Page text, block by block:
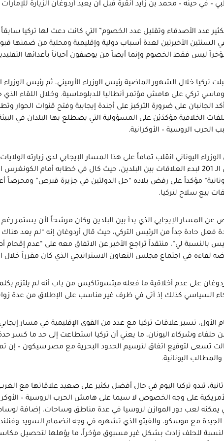
– في حينه – محمد بن زايد أنقرة قبل أن يعيد أردوغان الزيارة
عدد الأصدقاء وتقليل عدد الخصوم” التي كانت دعت لها تركيا
الأخيرتين لعدة أسباب دولية وإقليمية ومحلية من ضمنها
ليس فقط الخصوم وإنما أيضاً من يوصفون أحياناً بأعدائها
تركيا خلال الشهور الماضية رئيس الوزراء الأرميني، ثم رئيس الوزراء
تركي على هامش مؤتمر أنطاليا للدبلوماسية. وخلال اللقاء
الجانبان على ضرورة التركيز على أجندة إيجابية وفتح قنوات الحوار
الخلافية مؤكدَيْن على المسؤولية التي يضطلع بها البلدان في
الحرب الروسية – الأوكرانية.
اليوناني انقلب تماماً على هذا المسار الإيجابي لدى زيارته
في الذكرى الـ 201 لبدء العلاقات بين البلدين، حيث كال في خطابه أمام
مؤكداً على رفض بلاده “حل الدولتين في جزيرة قبرص”
بيع سلاح لتركيا.
عن المسار الإيجابي الذي بدأ بين البلدين وكان مرشحاً لأن يستمر رغم
فعل حادة جداً من الرئيس التركي، حيث قال أردوغان إنه “لم يعد
بالنسبة لي”، منتقداً تراجع الأخير عن الاتفاق معه على “عدم إقحام
لقاءه في اجتماع مجلس التعاون الاستراتيجي الذي كان مقرراً خلال
على عدم أخلاقية ما فعله ميتسوتاكيس من باب أنه لم يلتزم
السياسي كذلك إذ أتى في ظرف غير مناسب على الإطلاق من عدة
الأول، تسير علاقات تركيا مع عدد من القوى الإقليمية في مسار
حلفاء وشركاء اليونان، ما يعني أن تركيا استطاعت إلى حد ما كسر
تسعى لتوقيع اتفاق لترسيم الحدود البحرية مع مصر سيكون – إن
اليونانية.
تبدو تركيا اليوم في حال أفضل بكثير على صعيد علاقاتها مع
على وجه الخصوص لا سيما على هامش الحرب الروسية –
يمكنه لعب دور الموازن لروسيا في عدة مناطق وساحات، إضافة
الجيدة مع موسكو، والفيتو الذي تشهره في وجه انضمام السويد وفنلندا
للحلف زادت بشكل غير مسبوق مؤخراً، ما يؤهلها لتحصيل